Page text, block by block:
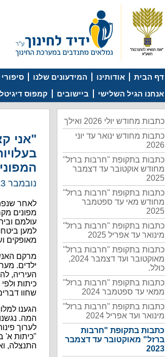
דף הבית אודותינו המידעונים שלנו
אנחנו הגיל השלישי
ביישובים קמפוס
כתבות מחודש יולי 2026 ואילך
כתבות מחודש ינואר עד יוני
2026
כתבות בתקופת "חרבות ברזל"
מחודש אוקטובר עד דצמבר
2025
כתבות בתקופת "חרבות ברזל"
מחודש מאי עד ספטמבר
2025
כתבות בתקופת "חרבות ברזל"
מינואר עד אפריל 2025
כתבות בתקופת "חרבות ברזל"
מאוקטובר ועד דצמבר 2024,
כולל.
כתבות בתקופת "חרבות ברזל"
ממאי עד ספטמבר 2024
כתבות בתקופת "חרבות ברזל"
מינואר ועד אפריל 2024
כתבות בתקופת "חרבות
ברזל" מאוקטובר עד דצמבר
2023
"אני
נובמבר 2023
לאחר
מפונים
עולמם
למען
מאופקים
מרקם
ילדים.
העיריה,
כיתות
שחוו
הגענו
המה.
לערוך
"כיתות א'
התנצלה,